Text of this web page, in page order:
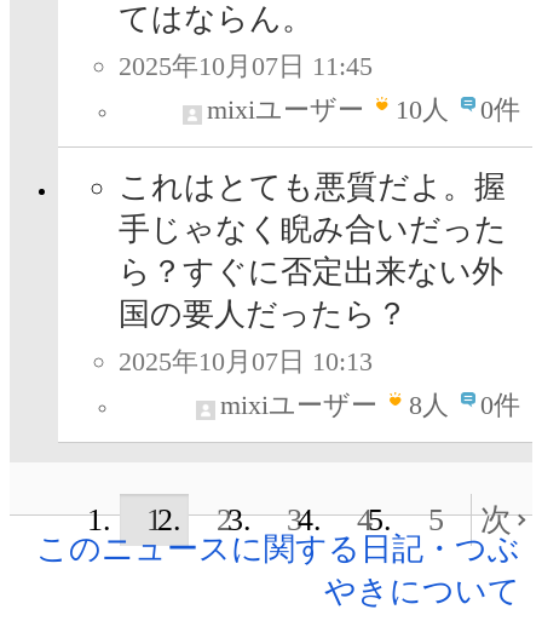
てはならん。
2025年10月07日 11:45
mixiユーザー
10人 0件
これはとても悪質だよ。握
手じゃなく睨み合いだった
ら？すぐに否定出来ない外
国の要人だったら？
2025年10月07日 10:13
mixiユーザー
8人 0件
1 2 3 4 5
次
このニュースに関する日記・つぶ
やきについて